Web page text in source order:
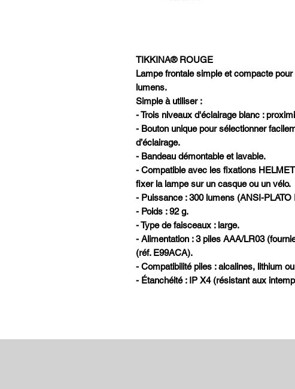
TIKKINA® ROUGE
Lampe frontale simple et compacte
lumens.
Simple à utiliser :
- Trois niveaux d'éclairage blanc :
- Bouton unique pour sélectionner
d’éclairage.
- Bandeau démontable et lavable.
- Compatible avec les fixations
fixer la lampe sur un casque ou un vélo.
- Puissance : 300 lumens (ANSI-PLATO
- Poids : 92 g.
- Type de faisceaux : large.
- Alimentation : 3 piles AAA/LR03
(réf. E99ACA).
- Compatibilité piles : alcalines, lithium
- Étanchéité : IP X4 (résistant aux